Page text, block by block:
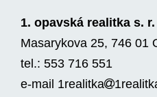
1. opavská realitka s. r.
Masarykova 25, 746 01
tel.: 553 716 551
e-mail 1realitka